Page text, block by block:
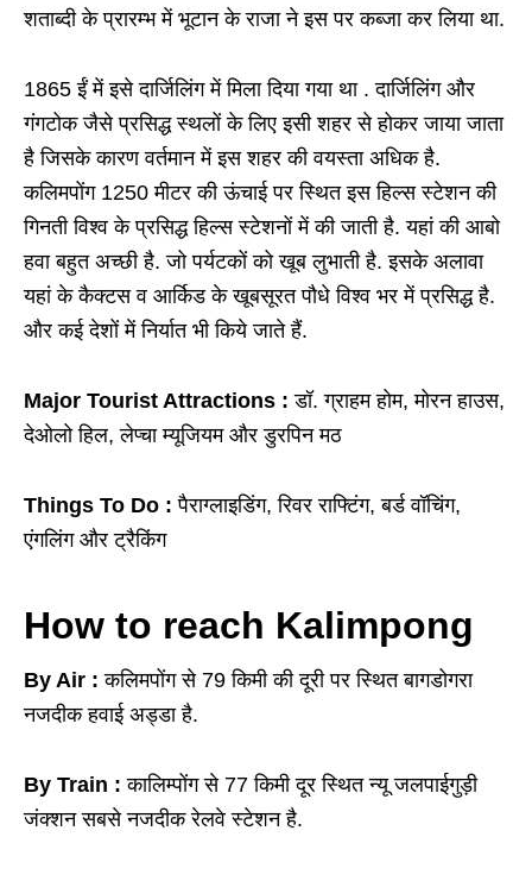
शताब्दी के प्रारम्भ में भूटान के राजा ने इस पर कब्जा कर लिया था.
1865 ईं में इसे दार्जिलिंग में मिला दिया गया था . दार्जिलिंग और
गंगटोक जैसे प्रसिद्ध स्थलों के लिए इसी शहर से होकर जाया जाता
है जिसके कारण वर्तमान में इस शहर की वयस्ता अधिक है.
कलिमपोंग 1250 मीटर की ऊंचाई पर स्थित इस हिल्स स्टेशन की
गिनती विश्व के प्रसिद्ध हिल्स स्टेशनों में की जाती है. यहां की आबो
हवा बहुत अच्छी है. जो पर्यटकों को खूब लुभाती है. इसके अलावा
यहां के कैक्टस व आर्किड के खूबसूरत पौधे विश्व भर में प्रसिद्ध है.
और कई देशों में निर्यात भी किये जाते हैं.
Major Tourist Attractions : डॉ. ग्राहम होम, मोरन हाउस,
देओलो हिल, लेप्चा म्यूजियम और डुरपिन मठ
Things To Do : पैराग्लाइडिंग, रिवर राफ्टिंग, बर्ड वॉचिंग,
एंगलिंग और ट्रैकिंग
How to reach Kalimpong
By Air : कलिमपोंग से 79 किमी की दूरी पर स्थित बागडोगरा
नजदीक हवाई अड्डा है.
By Train : कालिम्पोंग से 77 किमी दूर स्थित न्यू जलपाईगुड़ी
जंक्शन सबसे नजदीक रेलवे स्टेशन है.